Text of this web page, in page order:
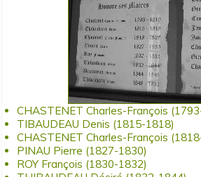
GYMNASTIQUE SAINT
MULTISPORTS LOISIRS
LES RANDONNÉES
STOCK CARS LE TALLUD DE
LE PARTAGEUR
TAROT CLUB CHICHÉEN
L'UNI VERS SOI 79
CHICHÉ HUMANITAIRE
CHICHÉ S'OUVRE
COMMUNAUTÉ LOCALE
CUMA LA PAS SANS PEINE
FAMILLES RURALES
LE PANIER DU THOUARET
LE RURAL - GROUPEMENT
LES AMIS DE LA MAISON DE
EQUIPEMENTS COMMUNAUX
URBANISME
ACTION SOCIALE (CCAS /
CHASTENET Charles-François
TIBAUDEAU Denis (1815-1818)
CHASTENET Charles-François
PINAU Pierre (1827-1830)
ROY François (1830-1832)